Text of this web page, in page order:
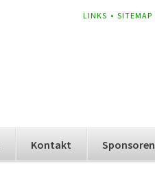
NAVIGATION
LINKS SITEMAP
Kontakt Sponsoren